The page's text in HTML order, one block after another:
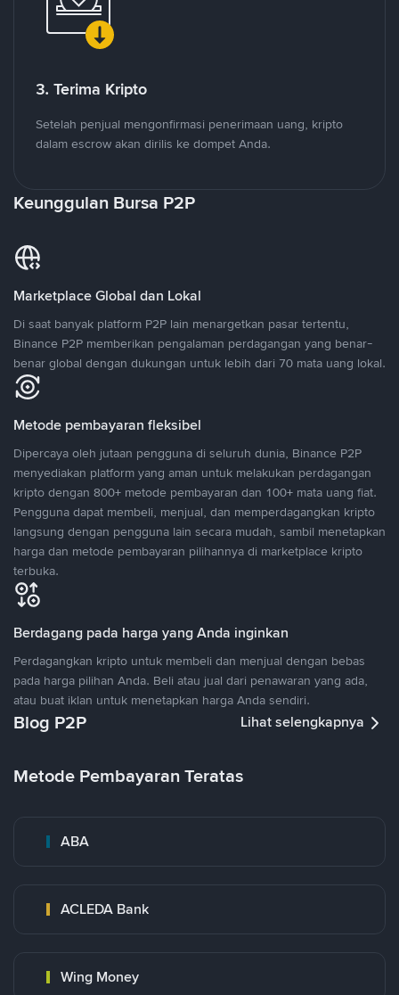
3. Terima Kripto
Setelah penjual mengonfirmasi penerimaan uang, kripto
dalam escrow akan dirilis ke dompet Anda.
Keunggulan Bursa P2P
Marketplace Global dan Lokal
Di saat banyak platform P2P lain menargetkan pasar tertentu,
Binance P2P memberikan pengalaman perdagangan yang benar-
benar global dengan dukungan untuk lebih dari 70 mata uang lokal.
Metode pembayaran fleksibel
Dipercaya oleh jutaan pengguna di seluruh dunia, Binance P2P
menyediakan platform yang aman untuk melakukan perdagangan
kripto dengan 800+ metode pembayaran dan 100+ mata uang fiat.
Pengguna dapat membeli, menjual, dan memperdagangkan kripto
langsung dengan pengguna lain secara mudah, sambil menetapkan
harga dan metode pembayaran pilihannya di marketplace kripto
terbuka.
Berdagang pada harga yang Anda inginkan
Perdagangkan kripto untuk membeli dan menjual dengan bebas
pada harga pilihan Anda. Beli atau jual dari penawaran yang ada,
atau buat iklan untuk menetapkan harga Anda sendiri.
Blog P2P Lihat selengkapnya
Metode Pembayaran Teratas
ABA
ACLEDA Bank
Wing Money